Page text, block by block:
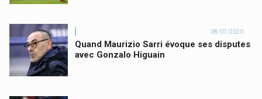
08/07/2020
Quand Maurizio Sarri évoque ses disputes
avec Gonzalo Higuain